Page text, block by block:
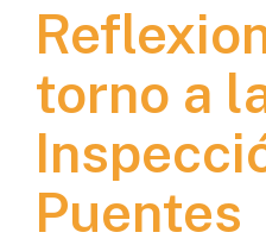
torno a
Puentes